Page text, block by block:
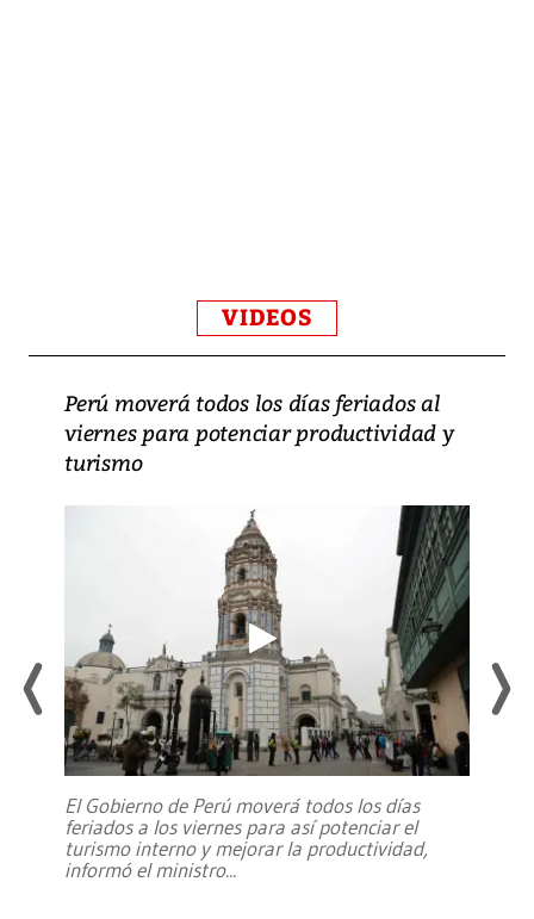
VIDEOS
Perú moverá todos los días feriados al
viernes para potenciar productividad y
turismo
El Gobierno de Perú moverá todos los días
feriados a los viernes para así potenciar el
turismo interno y mejorar la productividad,
informó el ministro...